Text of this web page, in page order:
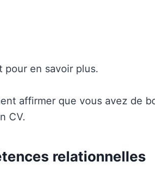
pour en savoir plus.
affirmer que vous avez de
CV.
relationnelles